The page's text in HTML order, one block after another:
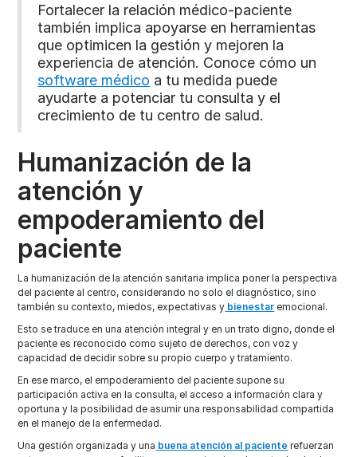
Fortalecer la relación médico-paciente
también implica apoyarse en herramientas
que optimicen la gestión y mejoren la
experiencia de atención. Conoce cómo un
software médico a tu medida puede
ayudarte a potenciar tu consulta y el
crecimiento de tu centro de salud.
Humanización de la
atención y
empoderamiento del
paciente
La humanización de la atención sanitaria implica poner la perspectiva
del paciente al centro, considerando no solo el diagnóstico, sino
también su contexto, miedos, expectativas y bienestar emocional.
Esto se traduce en una atención integral y en un trato digno, donde el
paciente es reconocido como sujeto de derechos, con voz y
capacidad de decidir sobre su propio cuerpo y tratamiento.
En ese marco, el empoderamiento del paciente supone su
participación activa en la consulta, el acceso a información clara y
oportuna y la posibilidad de asumir una responsabilidad compartida
en el manejo de la enfermedad.
Una gestión organizada y una buena atención al paciente refuerzan